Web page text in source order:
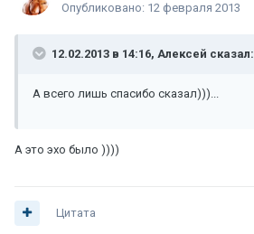
Опубликовано: 12 февраля 2013
12.02.2013 в 14:16, Алексей сказал:
А всего лишь спасибо сказал)))...
А это эхо было ))))
Цитата